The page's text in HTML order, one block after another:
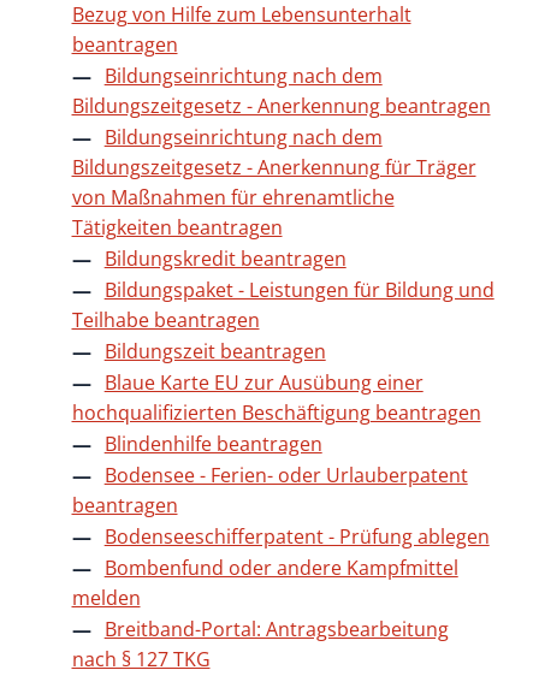
Bezug von Hilfe zum Lebensunterhalt
beantragen
Bildungseinrichtung nach dem
Bildungszeitgesetz - Anerkennung beantragen
Bildungseinrichtung nach dem
Bildungszeitgesetz - Anerkennung für Träger
von Maßnahmen für ehrenamtliche
Tätigkeiten beantragen
Bildungskredit beantragen
Bildungspaket - Leistungen für Bildung und
Teilhabe beantragen
Bildungszeit beantragen
Blaue Karte EU zur Ausübung einer
hochqualifizierten Beschäftigung beantragen
Blindenhilfe beantragen
Bodensee - Ferien- oder Urlauberpatent
beantragen
Bodenseeschifferpatent - Prüfung ablegen
Bombenfund oder andere Kampfmittel
melden
Breitband-Portal: Antragsbearbeitung
nach § 127 TKG